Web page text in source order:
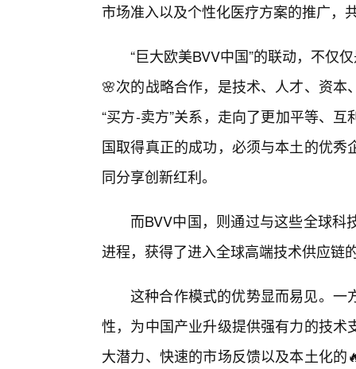
市场准入以及个性化医疗方案的推广，
“巨大欧美BVV中国”的联动，不仅
🌸次的战略合作，是技术、人才、资
“买方-卖方”关系，走向了更加平等、
国取得真正的成功，必须与本土的优
同分享创新红利。
而BVV中国，则通过与这些全球
进程，获得了进入全球高端技术供应链
这种合作模式的优势显而易见。一
性，为中国产业升级提供强有力的技
大潜力、快速的市场反馈以及本土化